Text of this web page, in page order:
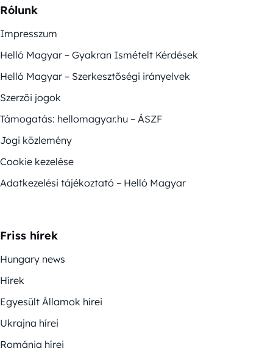
Rólunk
Impresszum
Helló Magyar – Gyakran Ismételt Kérdések
Helló Magyar – Szerkesztőségi irányelvek
Szerzői jogok
Támogatás: hellomagyar.hu – ÁSZF
Jogi közlemény
Cookie kezelése
Adatkezelési tájékoztató – Helló Magyar
Friss hírek
Hungary news
Hírek
Egyesült Államok hírei
Ukrajna hírei
Románia hírei